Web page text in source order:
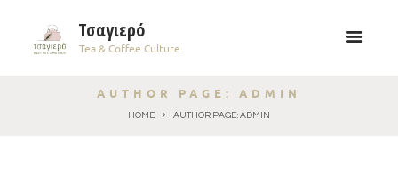
Τσαγιερό
Tea & Coffee Culture
AUTHOR PAGE: ADMIN
HOME AUTHOR PAGE: ADMIN